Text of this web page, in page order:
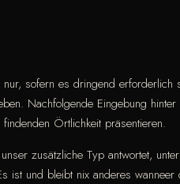
sofern es dringend
Nachfolgende Eingebung
Örtlichkeit präsentieren.
zusätzliche Typ antwortet,
und bleibt nix anderes